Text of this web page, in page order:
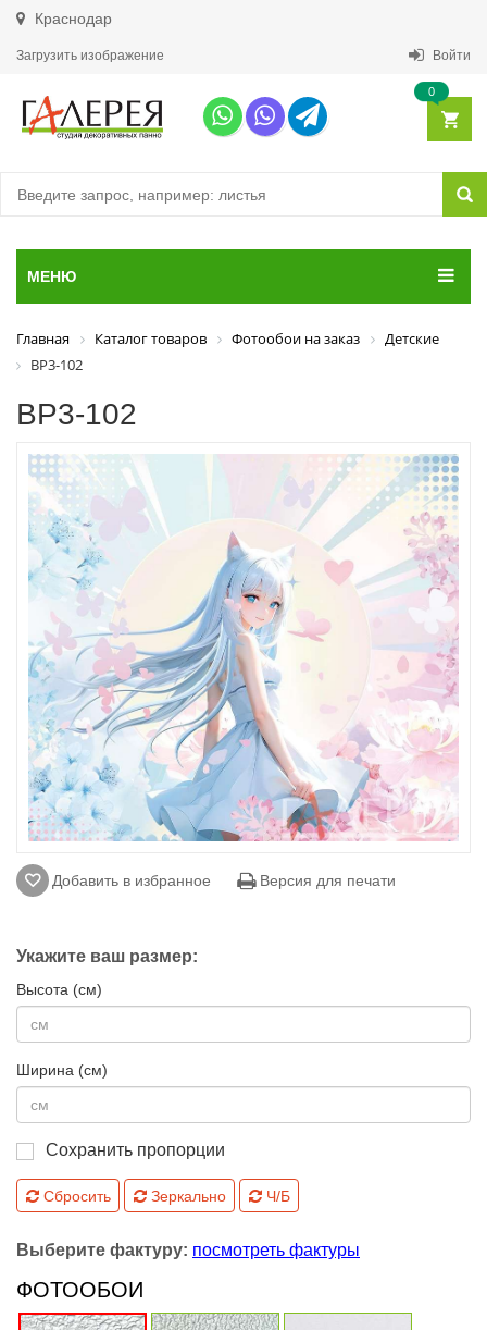
Краснодар
Загрузить изображение Войти
0
МЕНЮ
Главная Каталог товаров Фотообои на заказ
Детские
ВР3-102
ВР3-102
Добавить в избранное Версия для печати
Укажите ваш размер:
Высота (см)
Ширина (см)
Сохранить пропорции
Сбросить Зеркально Ч/Б
Выберите фактуру: посмотреть фактуры
ФОТООБОИ